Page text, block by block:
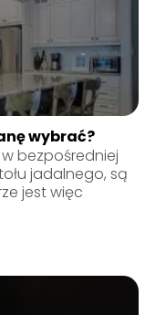
wybrać?
bezpośredniej
jadalnego, są
jest więc